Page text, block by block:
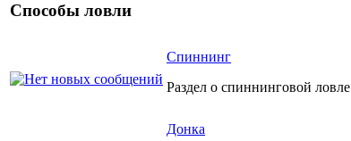
Способы ловли
Спиннинг
Раздел о спиннинговой ловле
Донка